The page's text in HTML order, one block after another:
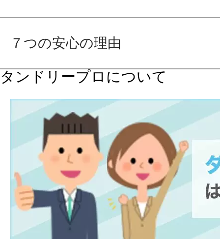
７つの安心の理由
タンドリープロについて